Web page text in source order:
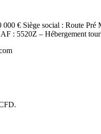
000 € Siège social : Route
: 5520Z – Hébergement